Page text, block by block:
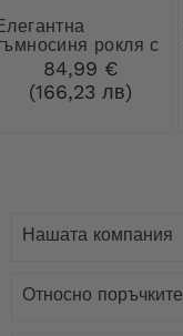
рокля с
84,99 €
(166,23 лв)
Нашата компания
Относно поръчките